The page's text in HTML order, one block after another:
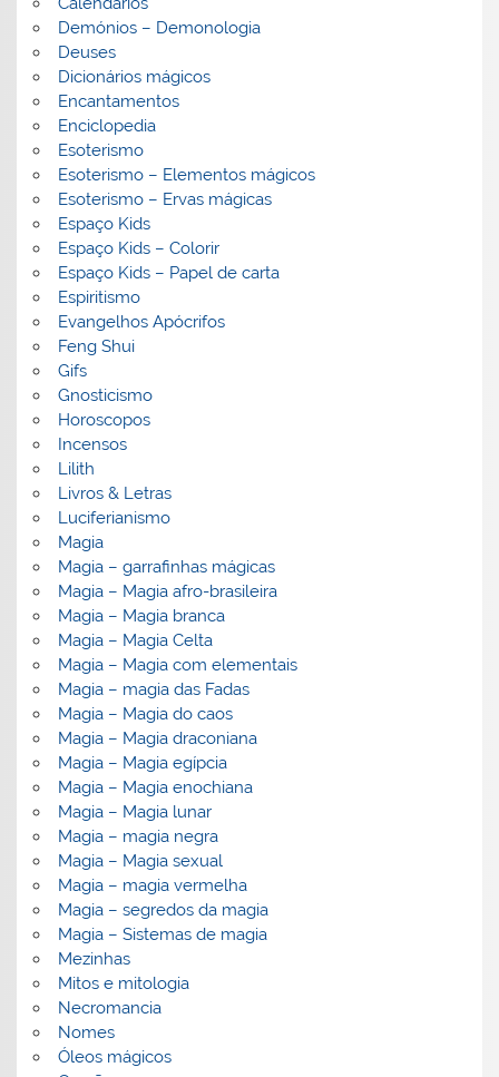
Demónios – Demonologia
Deuses
Dicionários mágicos
Encantamentos
Enciclopedia
Esoterismo
Esoterismo – Elementos mágicos
Esoterismo – Ervas mágicas
Espaço Kids
Espaço Kids – Colorir
Espaço Kids – Papel de carta
Espiritismo
Evangelhos Apócrifos
Feng Shui
Gifs
Gnosticismo
Horoscopos
Incensos
Lilith
Livros & Letras
Luciferianismo
Magia
Magia – garrafinhas mágicas
Magia – Magia afro-brasileira
Magia – Magia branca
Magia – Magia Celta
Magia – Magia com elementais
Magia – magia das Fadas
Magia – Magia do caos
Magia – Magia draconiana
Magia – Magia egípcia
Magia – Magia enochiana
Magia – Magia lunar
Magia – magia negra
Magia – Magia sexual
Magia – magia vermelha
Magia – segredos da magia
Magia – Sistemas de magia
Mezinhas
Mitos e mitologia
Necromancia
Nomes
Óleos mágicos